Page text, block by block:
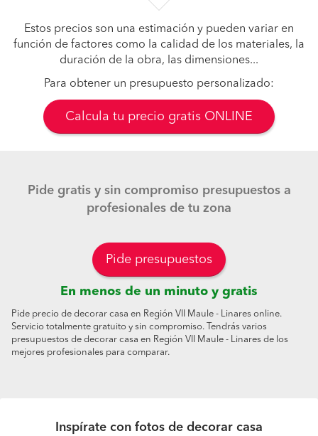
Estos precios son una estimación y pueden variar en
función de factores como la calidad de los materiales, la
duración de la obra, las dimensiones...
Para obtener un presupuesto personalizado:
Calcula tu precio gratis ONLINE
Pide gratis y sin compromiso presupuestos a
profesionales de tu zona
Pide presupuestos
En menos de un minuto y gratis
Pide precio de decorar casa en Región VII Maule - Linares online.
Servicio totalmente gratuito y sin compromiso. Tendrás varios
presupuestos de decorar casa en Región VII Maule - Linares de los
mejores profesionales para comparar.
Inspírate con fotos de decorar casa